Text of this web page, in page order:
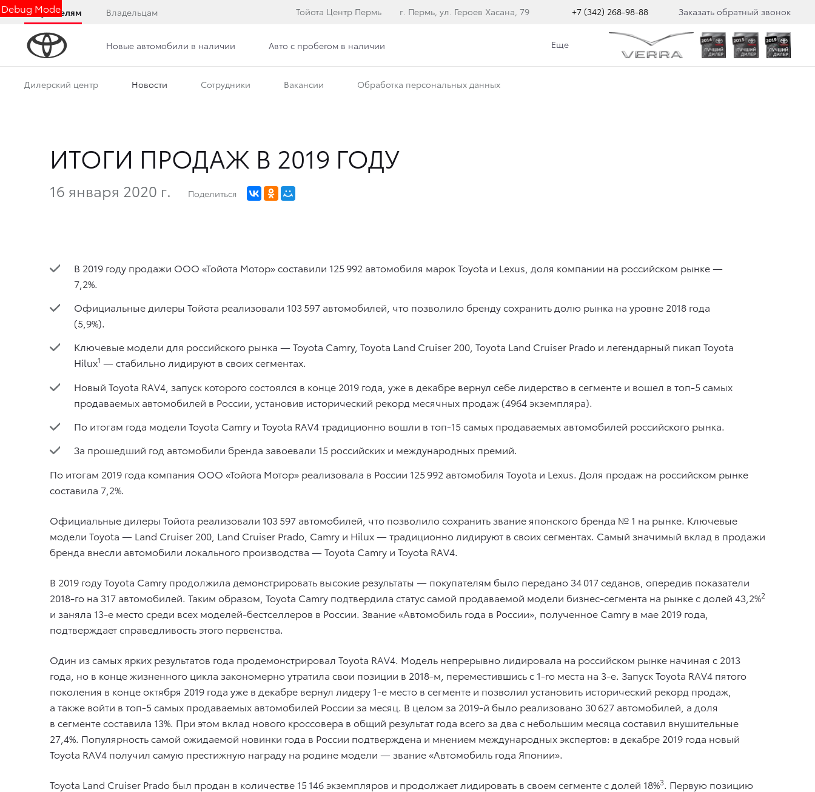
Debug Mode
Покупателям Владельцам Тойота Центр Пермь г. Пермь, ул. Героев Хасана, 79 +7 (342) 268-98-88 Заказать обратный звонок
Новые автомобили в наличии Авто с пробегом в наличии Еще
Дилерский центр Новости Сотрудники Вакансии Обработка персональных данных
ИТОГИ ПРОДАЖ В 2019 ГОДУ
16 января 2020 г. Поделиться
В 2019 году продажи ООО «Тойота Мотор» составили 125 992 автомобиля марок Toyota и Lexus, доля компании на российском рынке —
7,2%.
Официальные дилеры Тойота реализовали 103 597 автомобилей, что позволило бренду сохранить долю рынка на уровне 2018 года
(5,9%).
Ключевые модели для российского рынка — Toyota Camry, Toyota Land Cruiser 200, Toyota Land Cruiser Prado и легендарный пикап Toyota
Hilux1 — стабильно лидируют в своих сегментах.
Новый Toyota RAV4, запуск которого состоялся в конце 2019 года, уже в декабре вернул себе лидерство в сегменте и вошел в топ-5 самых
продаваемых автомобилей в России, установив исторический рекорд месячных продаж (4964 экземпляра).
По итогам года модели Toyota Camry и Toyota RAV4 традиционно вошли в топ-15 самых продаваемых автомобилей российского рынка.
За прошедший год автомобили бренда завоевали 15 российских и международных премий.
По итогам 2019 года компания ООО «Тойота Мотор» реализовала в России 125 992 автомобиля Toyota и Lexus. Доля продаж на российском рынке
составила 7,2%.
Официальные дилеры Тойота реализовали 103 597 автомобилей, что позволило сохранить звание японского бренда № 1 на рынке. Ключевые
модели Toyota — Land Cruiser 200, Land Cruiser Prado, Camry и Hilux — традиционно лидируют в своих сегментах. Самый значимый вклад в продажи
бренда внесли автомобили локального производства — Toyota Camry и Toyota RAV4.
В 2019 году Toyota Camry продолжила демонстрировать высокие результаты — покупателям было передано 34 017 седанов, опередив показатели
2018-го на 317 автомобилей. Таким образом, Toyota Camry подтвердила статус самой продаваемой модели бизнес-сегмента на рынке с долей 43,2%2
и заняла 13-е место среди всех моделей-бестселлеров в России. Звание «Автомобиль года в России», полученное Camry в мае 2019 года,
подтверждает справедливость этого первенства.
Один из самых ярких результатов года продемонстрировал Toyota RAV4. Модель непрерывно лидировала на российском рынке начиная с 2013
года, но в конце жизненного цикла закономерно утратила свои позиции в 2018-м, переместившись с 1-го места на 3-е. Запуск Toyota RAV4 пятого
поколения в конце октября 2019 года уже в декабре вернул лидеру 1-е место в сегменте и позволил установить исторический рекорд продаж,
а также войти в топ-5 самых продаваемых автомобилей России за месяц. В целом за 2019-й было реализовано 30 627 автомобилей, а доля
в сегменте составила 13%. При этом вклад нового кроссовера в общий результат года всего за два с небольшим месяца составил внушительные
27,4%. Популярность самой ожидаемой новинки года в России подтверждена и мнением международных экспертов: в декабре 2019 года новый
Toyota RAV4 получил самую престижную награду на родине модели — звание «Автомобиль года Японии».
Toyota Land Cruiser Prado был продан в количестве 15 146 экземпляров и продолжает лидировать в своем сегменте с долей 18%3. Первую позицию